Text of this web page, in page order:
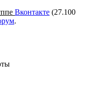
Вконтакте (27.100
.